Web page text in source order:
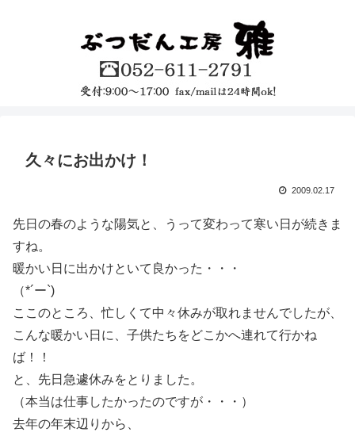
久々にお出かけ！
2009.02.17
先日の春のような陽気と、うって変わって寒い日が続きま
すね。
暖かい日に出かけといて良かった・・・
（*´ー`)
ここのところ、忙しくて中々休みが取れませんでしたが、
こんな暖かい日に、子供たちをどこかへ連れて行かね
ば！！
と、先日急遽休みをとりました。
（本当は仕事したかったのですが・・・）
去年の年末辺りから、